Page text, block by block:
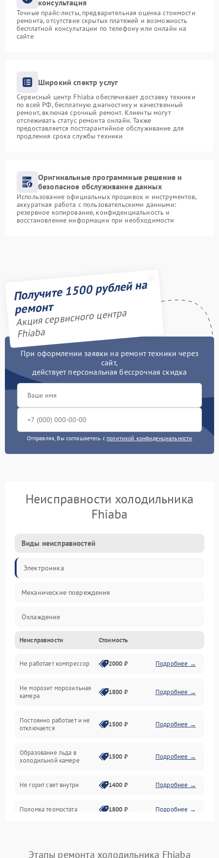
консультация
Точные прайс-листы, предварительная оценка стоимости
ремонта, отсутствие скрытых платежей и возможность
бесплатной консультации по телефону или онлайн на
сайте
Широкий спектр услуг
Сервисный центр Fhiaba обеспечивает доставку техники
по всей РФ, бесплатную диагностику и качественный
ремонт, включая срочный ремонт. Клиенты могут
отслеживать статус ремонта онлайн. Также
предоставляется постгарантийное обслуживание для
продления срока службы техники
Оригинальные программные решение и
безопасное обслуживание данных
Использование официальных прошивок и инструментов,
аккуратная работа с пользовательскими данными:
резервное копирование, конфиденциальность и
восстановление информации при необходимости
Получите 1500 рублей на
ремонт
Акция сервисного центра
Fhiaba
При оформлении заявки на ремонт техники через
сайт,
действует персональная бессрочная скидка
Отправляя, Вы соглашаетесь с политикой конфиденциальности
Неисправности холодильника
Fhiaba
Виды неисправностей
Электроника
Механические повреждения
Охлаждение
Механика
Электропитание
Дренаж
Неисправности Стоимость
Не работает компрессор 2000 ₽ Подробнее →
Не морозит морозильная
камера
1800 ₽ Подробнее →
Постоянно работает и не
отключается
1500 ₽ Подробнее →
Образование льда в
холодильной камере
1500 ₽ Подробнее →
Не горит свет внутри 1400 ₽ Подробнее →
Поломка термостата 1800 ₽ Подробнее →
Этапы ремонта холодильника Fhiaba